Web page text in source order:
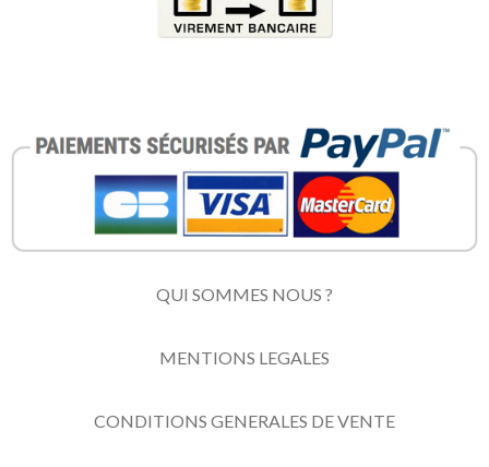
QUI SOMMES NOUS ?
MENTIONS LEGALES
CONDITIONS GENERALES DE VENTE